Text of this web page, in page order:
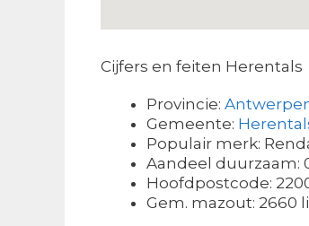
Cijfers en feiten Herentals
Provincie:
Gemeente:
Populair merk:
Aandeel duurzaam:
Hoofdpostcode:
Gem. mazout: 2660